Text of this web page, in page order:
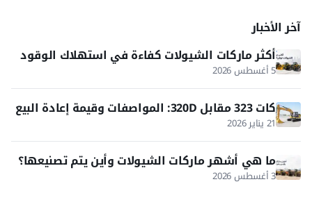
آخر الأخبار
أكثر ماركات الشيولات كفاءة في استهلاك الوقود
5 أغسطس 2026
كات 323 مقابل 320D: المواصفات وقيمة إعادة البيع
في 2026
21 يناير 2026
ما هي أشهر ماركات الشيولات وأين يتم تصنيعها؟
3 أغسطس 2026